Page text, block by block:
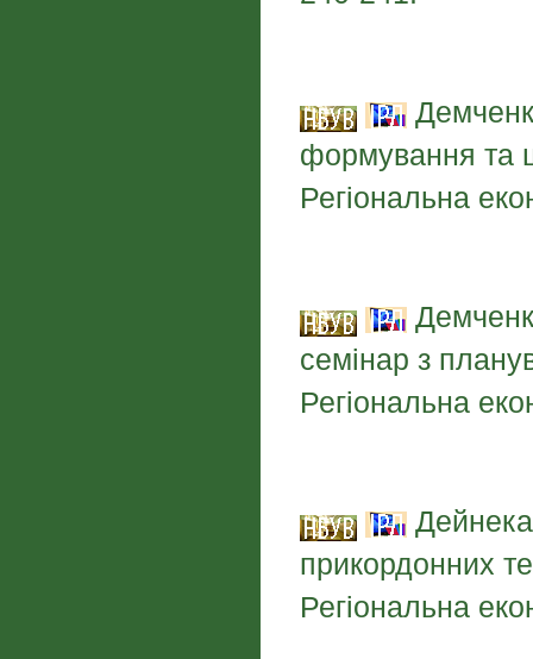
формування та
Регіональна
семінар з
Регіональна
прикордонних
Регіональна